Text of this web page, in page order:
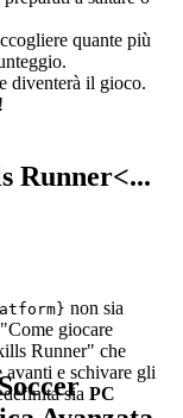
quante più
diventerà il gioco.
Runner<...
non sia
giocare
Runner" che
avanti e schivare gli
sia PC